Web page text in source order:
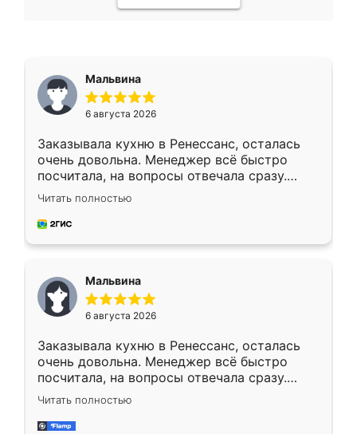
Мальвина
6 августа 2026
Заказывала кухню в Ренессанс, осталась
очень довольна. Менеджер всё быстро
посчитала, на вопросы отвечала сразу.
Замерщик приехал в субботу, подошёл к
делу со всей ответственностью. Собрали
за день, ребята работали аккуратно, даже
Читать полностью
Мальвина
6 августа 2026
Заказывала кухню в Ренессанс, осталась
очень довольна. Менеджер всё быстро
посчитала, на вопросы отвечала сразу.
Замерщик приехал в субботу, подошёл к
делу со всей ответственностью. Собрали
за день, ребята работали аккуратно, даже
Читать полностью